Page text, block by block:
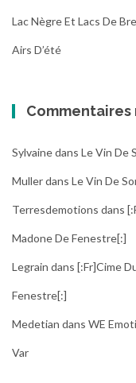
Lac Nègre Et Lacs De
Airs D’été
Sylvainedans Le Vin De
Mullerdans Le Vin De
Terresdemotions dans
Madone De Fenestre[:]
Legrain dans [:fr]Cime
Fenestre[:]
Medetian dans WE
Var